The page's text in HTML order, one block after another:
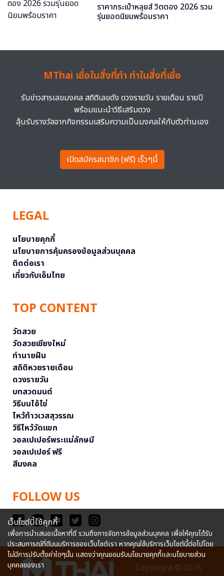
ราคากระเป๋าหลุยส์ วิตตอง 2026 รวม
รุ่นยอดนิยมพร้อมราคา
MThai เชื่อในสิ่งที่ทำ ทำในสิ่งที่เชื่อ
รับข่าวสารเลขมงคล สถิติเลขดัง ดวงรายวัน รายเดือน รายปี
พร้อมแนะนำวิธีเสริมดวง
ลุ้นรับรางวัลจากกิจกรรมเสริมความเป็นมงคลให้กับตัวท่านเอง
เปิดสมัครสมาชิก (ฟรี) เร็วๆนี้
LEGAL
นโยบายคุกกี้
นโยบายการคุ้มครองข้อมูลส่วนบุคคล
ติดต่อเรา
เกี่ยวกับเอ็มไทย
TOP CONTENT
วัดสวย
วัดสวยเชียงใหม่
ทำนายฝัน
สถิติหวยรายเดือน
ดวงรายวัน
บทสวดมนต์
วิธีบนไอ้ไข่
ไหว้ท้าวเวสสุวรรณ
วิธีไหว้วัดแขก
วอลเปเปอร์พระแม่ลักษมี
วอลเปเปอร์ ฟรี
สีมงคล
FOLLOW US
Copyright © 2016
เว็บไซต์นี้ใช้คุกกี้
เพื่อการนำเสนอเนื้อหาที่ดี รวมถึงการจัดการข้อมูลส่วนบุคคล เพื่อให้คุณได้รับ
ประสบการณ์ที่ดีบนบริการของเว็บไซต์เรา หากคุณใช้บริการเว็บไซต์นี้ต่อไปโดย
ไม่มีการปรับตั้งค่าใดๆนั้น แสดงว่าคุณยอมรับนโยบายคุกกี้และนโยบายส่วน
บุคคลของเรา